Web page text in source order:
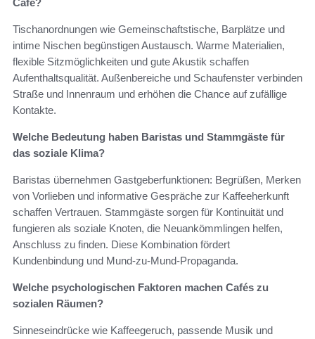
Café?
Tischanordnungen wie Gemeinschaftstische, Barplätze und
intime Nischen begünstigen Austausch. Warme Materialien,
flexible Sitzmöglichkeiten und gute Akustik schaffen
Aufenthaltsqualität. Außenbereiche und Schaufenster verbinden
Straße und Innenraum und erhöhen die Chance auf zufällige
Kontakte.
Welche Bedeutung haben Baristas und Stammgäste für
das soziale Klima?
Baristas übernehmen Gastgeberfunktionen: Begrüßen, Merken
von Vorlieben und informative Gespräche zur Kaffeeherkunft
schaffen Vertrauen. Stammgäste sorgen für Kontinuität und
fungieren als soziale Knoten, die Neuankömmlingen helfen,
Anschluss zu finden. Diese Kombination fördert
Kundenbindung und Mund-zu-Mund-Propaganda.
Welche psychologischen Faktoren machen Cafés zu
sozialen Räumen?
Sinneseindrücke wie Kaffeegeruch, passende Musik und